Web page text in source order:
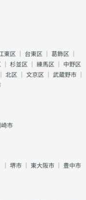
東区 ｜ 台東区 ｜ 葛飾区 ｜
｜ 杉並区 ｜ 練馬区 ｜ 中野区
｜ 北区 ｜ 文京区 ｜ 武蔵野市 ｜
市
｜ 堺市 ｜ 東大阪市 ｜ 豊中市